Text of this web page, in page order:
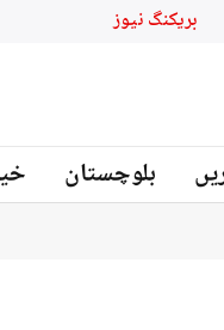
بریکنگ نیوز
بلوچستان